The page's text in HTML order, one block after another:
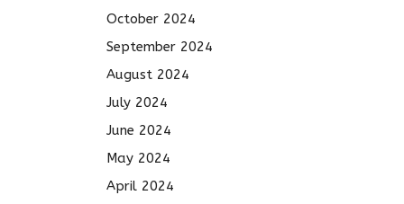
October 2024
September 2024
August 2024
July 2024
June 2024
May 2024
April 2024